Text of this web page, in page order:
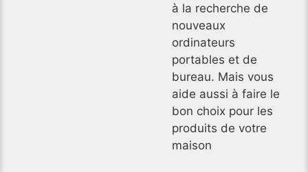
à la recherche de
nouveaux
ordinateurs
portables et de
bureau. Mais vous
aide aussi à faire le
bon choix pour les
produits de votre
maison